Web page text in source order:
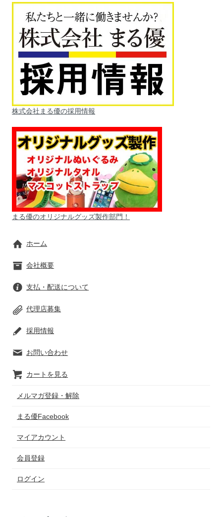
株式会社まる優の採用情報
まる優のオリジナルグッズ製作部門！
ホーム
会社概要
支払・配送について
代理店募集
採用情報
お問い合わせ
カートを見る
メルマガ登録・解除
まる優Facebook
マイアカウント
会員登録
ログイン